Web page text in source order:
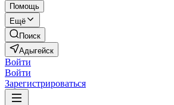
Помощь
Ещё
Поиск
Адыгейск
Войти
Войти
Зарегистрироваться